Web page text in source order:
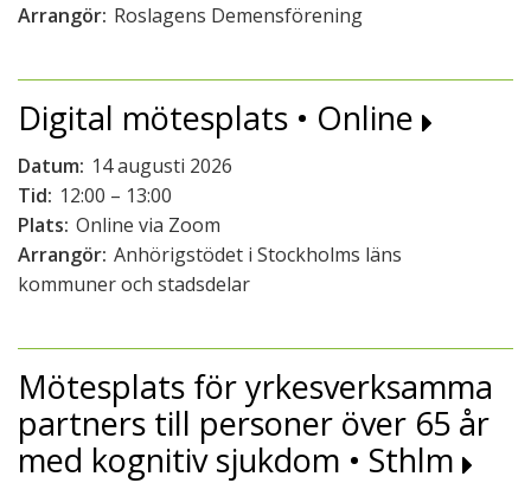
Arrangör: Roslagens Demensförening
Digital mötesplats • Online
Datum: 14 augusti 2026
Tid: 12:00 – 13:00
Plats: Online via Zoom
Arrangör: Anhörigstödet i Stockholms läns
kommuner och stadsdelar
Mötesplats för yrkesverksamma
partners till personer över 65 år
med kognitiv sjukdom • Sthlm